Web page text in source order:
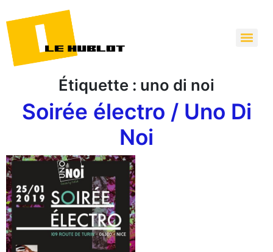
Étiquette : uno di noi
Soirée électro / Uno Di
Noi